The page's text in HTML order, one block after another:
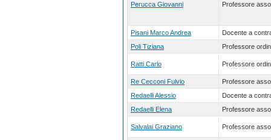
Perucca Giovanni Professore
Pisani Marco Andrea
Docente a
Poli Tiziana
Professore
Ratti Carlo Professore
Re Cecconi Fulvio
Professore
Redaelli Alessio
Docente a
Redaelli Elena
Professore
Salvalai Graziano Professore